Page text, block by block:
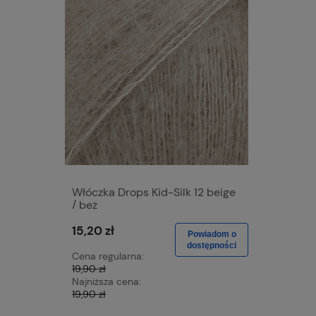
Włóczka Drops Kid-Silk 12 beige
/ beż
15,20 zł
Cena regularna:
19,90 zł
Najniższa cena:
19,90 zł
Powiadom o
dostępności